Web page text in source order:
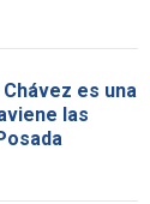
es una
las